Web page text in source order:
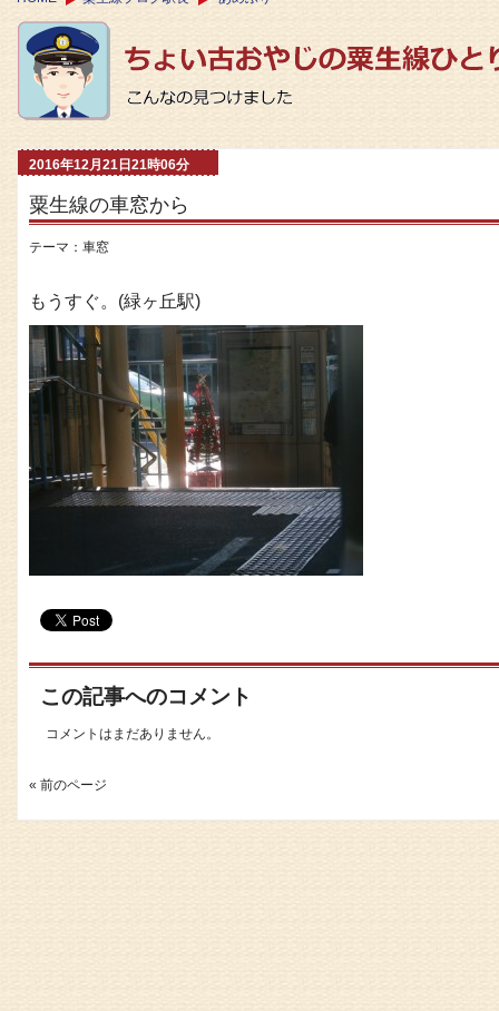
2016年12月21日21時06分
粟生線の車窓から
テーマ： 車窓
もうすぐ。(緑ヶ丘駅)
この記事へのコメント
コメントはまだありません。
« 前のページ